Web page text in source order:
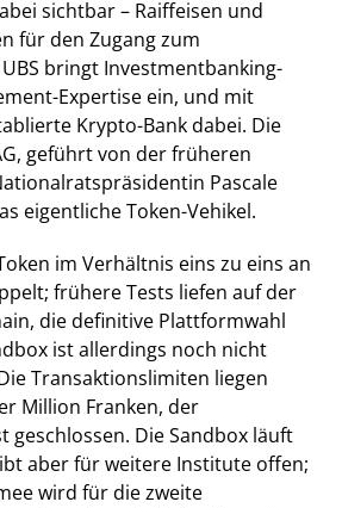
sichtbar – Raiffeisen und
für den Zugang zum
bringt Investmentbanking-
Expertise ein, und mit
Krypto-Bank dabei. Die
geführt von der früheren
Pascale
eigentliche Token-Vehikel.
im Verhältnis eins zu eins an
frühere Tests liefen auf der
die definitive Plattformwahl
ist allerdings noch nicht
Transaktionslimiten liegen
Million Franken, der
geschlossen. Die Sandbox läuft
aber für weitere Institute offen;
wird für die zweite